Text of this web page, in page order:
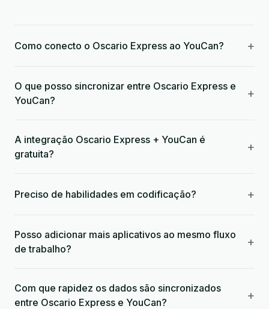
Como conecto o Oscario Express ao YouCan? +
O que posso sincronizar entre Oscario Express e
YouCan?
+
A integração Oscario Express + YouCan é
gratuita?
+
Preciso de habilidades em codificação? +
Posso adicionar mais aplicativos ao mesmo fluxo
de trabalho?
+
Com que rapidez os dados são sincronizados
entre Oscario Express e YouCan?
+